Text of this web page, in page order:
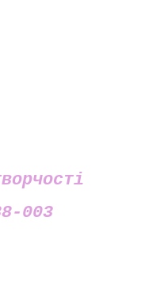
003